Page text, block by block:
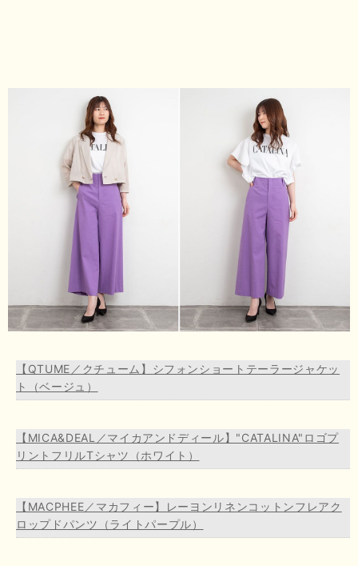
【QTUME／クチューム】シフォンショートテーラージャケッ
ト（ベージュ）
【MICA&DEAL／マイカアンドディール】"CATALINA"ロゴプ
リントフリルTシャツ（ホワイト）
【MACPHEE／マカフィー】レーヨンリネンコットンフレアク
ロップドパンツ（ライトパープル）